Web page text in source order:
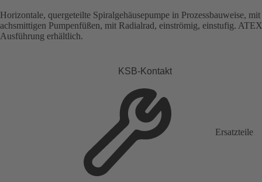
Horizontale, quergeteilte Spiralgehäusepumpe in Prozessbauweise, mit
achsmittigen Pumpenfüßen, mit Radialrad, einströmig, einstufig.
Ausführung erhältlich.
KSB-Kontakt
Ersatzteile